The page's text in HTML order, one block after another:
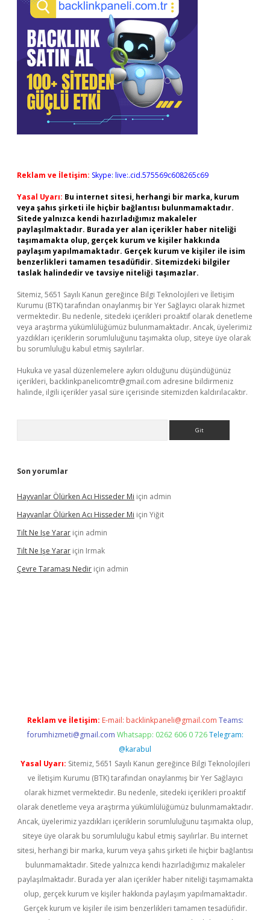
Reklam ve İletişim: Skype: live:.cid.575569c608265c69
Yasal Uyarı: Bu internet sitesi, herhangi bir marka, kurum
veya şahıs şirketi ile hiçbir bağlantısı bulunmamaktadır.
Sitede yalnızca kendi hazırladığımız makaleler
paylaşılmaktadır. Burada yer alan içerikler haber niteliği
taşımamakta olup, gerçek kurum ve kişiler hakkında
paylaşım yapılmamaktadır. Gerçek kurum ve kişiler ile isim
benzerlikleri tamamen tesadüfidir. Sitemizdeki bilgiler
taslak halindedir ve tavsiye niteliği taşımazlar.
Sitemiz, 5651 Sayılı Kanun gereğince Bilgi Teknolojileri ve İletişim
Kurumu (BTK) tarafından onaylanmış bir Yer Sağlayıcı olarak hizmet
vermektedir. Bu nedenle, sitedeki içerikleri proaktif olarak denetleme
veya araştırma yükümlülüğümüz bulunmamaktadır. Ancak, üyelerimiz
yazdıkları içeriklerin sorumluluğunu taşımakta olup, siteye üye olarak
bu sorumluluğu kabul etmiş sayılırlar.
Hukuka ve yasal düzenlemelere aykırı olduğunu düşündüğünüz
içerikleri, backlinkpanelicomtr@gmail.com adresine bildirmeniz
halinde, ilgili içerikler yasal süre içerisinde sitemizden kaldırılacaktır.
Son yorumlar
Hayvanlar Ölürken Acı Hisseder Mi için admin
Hayvanlar Ölürken Acı Hisseder Mi için Yiğit
Tilt Ne Işe Yarar için admin
Tilt Ne Işe Yarar için Irmak
Çevre Taraması Nedir için admin
Reklam ve İletişim: E-mail: backlinkpaneli@gmail.com Teams:
forumhizmeti@gmail.com Whatsapp: 0262 606 0 726 Telegram:
@karabul
Yasal Uyarı: Sitemiz, 5651 Sayılı Kanun gereğince Bilgi Teknolojileri
ve İletişim Kurumu (BTK) tarafından onaylanmış bir Yer Sağlayıcı
olarak hizmet vermektedir. Bu nedenle, sitedeki içerikleri proaktif
olarak denetleme veya araştırma yükümlülüğümüz bulunmamaktadır.
Ancak, üyelerimiz yazdıkları içeriklerin sorumluluğunu taşımakta olup,
siteye üye olarak bu sorumluluğu kabul etmiş sayılırlar. Bu internet
sitesi, herhangi bir marka, kurum veya şahıs şirketi ile hiçbir bağlantısı
bulunmamaktadır. Sitede yalnızca kendi hazırladığımız makaleler
paylaşılmaktadır. Burada yer alan içerikler haber niteliği taşımamakta
olup, gerçek kurum ve kişiler hakkında paylaşım yapılmamaktadır.
Gerçek kurum ve kişiler ile isim benzerlikleri tamamen tesadüfidir.